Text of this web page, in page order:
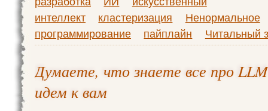
интеллект
кластеризация
Ненормальное
программирование
пайплайн Читальный
Думаете, что знаете все про
идем к вам